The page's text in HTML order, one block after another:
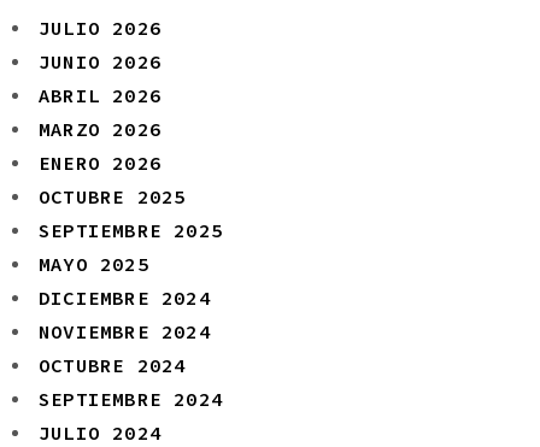
JULIO 2026
JUNIO 2026
ABRIL 2026
MARZO 2026
ENERO 2026
OCTUBRE 2025
SEPTIEMBRE 2025
MAYO 2025
DICIEMBRE 2024
NOVIEMBRE 2024
OCTUBRE 2024
SEPTIEMBRE 2024
JULIO 2024